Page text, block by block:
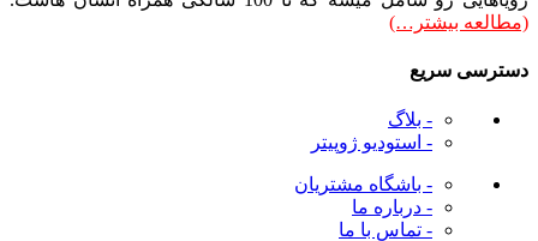
(مطالعه بیشتر…)
دسترسی سریع
- بلاگ
- استودیو ژوپیتر
- باشگاه مشتریان
- درباره ما
- تماس با ما